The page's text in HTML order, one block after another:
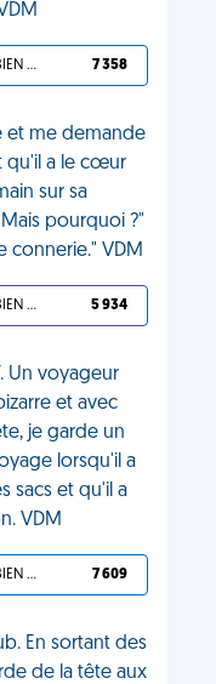
TU L'AS BIEN MÉRITÉ 7 358
et me demande
qu'il a le cœur
sur sa
pourquoi ?"
connerie." VDM
TU L'AS BIEN MÉRITÉ 5 934
Un voyageur
et avec
je garde un
lorsqu'il a
sacs et qu'il a
VDM
TU L'AS BIEN MÉRITÉ 7 609
En sortant des
de la tête aux